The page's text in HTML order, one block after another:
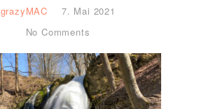
grazyMAC
7. Mai 2021
No Comments